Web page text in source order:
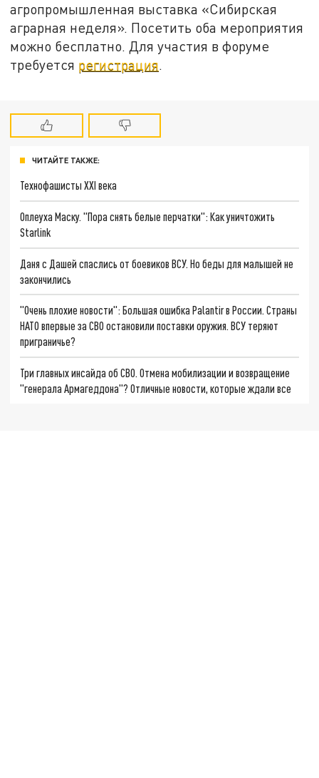
агропромышленная выставка «Сибирская
аграрная неделя». Посетить оба мероприятия
можно бесплатно. Для участия в форуме
требуется регистрация.
ЧИТАЙТЕ ТАКЖЕ:
Технофашисты XXI века
Оплеуха Маску. "Пора снять белые перчатки": Как уничтожить
Starlink
Даня с Дашей спаслись от боевиков ВСУ. Но беды для малышей не
закончились
"Очень плохие новости": Большая ошибка Palantir в России. Страны
НАТО впервые за СВО остановили поставки оружия. ВСУ теряют
приграничье?
Три главных инсайда об СВО. Отмена мобилизации и возвращение
"генерала Армагеддона"? Отличные новости, которые ждали все